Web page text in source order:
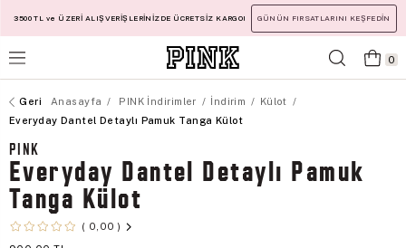
3500 TL ve ÜZERİ ALIŞVERİŞLERİNİZDE ÜCRETSİZ KARGO! GÜNÜN FIRSATLARINI KEŞFEDİN
0
Anasayfa PINK İndirimler İndirim
Külot
Everyday Dantel Detaylı Pamuk Tanga Külot
PINK
Everyday Dantel Detaylı Pamuk
Tanga Külot
0,00